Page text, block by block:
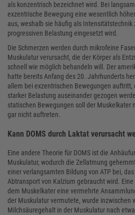
als konzentrisch bezeichnet wird. Bei
exzentrische Bewegung eine wesentlich
aus, weshalb sie häufig als Intensitätstechnik
progressiven Belastung eingesetzt wird.
Die Schmerzen werden durch mikrofeine
Muskulatur verursacht, die der Körper als
schnell wie möglich behandeln will. Der
hatte bereits Anfang des 20. Jahrhunderts
allem bei exzentrischen Bewegungen
starker Belastung auseinander gezogen
statischen Bewegungen soll der Muskelkater
gar nicht auftreten.
Kann DOMS durch Laktat verursacht
Eine andere Theorie für DOMS ist die
Muskulatur, wodurch die Zellatmung
einer verlangsamten Bildung von ATP bei,
Abtransport von Kalzium gebraucht wird.
dem Muskelkater eine vermehrte
der Muskulatur vermutete, wurde inzwischen
Milchsäuregehalt in der Muskulatur nach